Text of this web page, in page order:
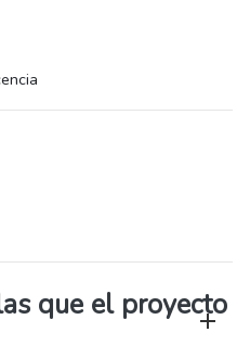
que el proyecto